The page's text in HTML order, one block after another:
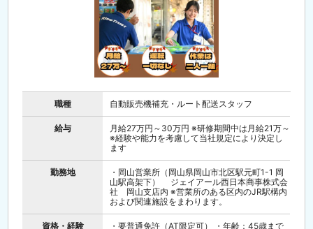
職種 自動販売機補充・ルート配送スタッフ
給与
月給27万円～30万円 ※研修期間中は月給21万～
※経験や能力を考慮して当社規定により決定し
ます
勤務地
・岡山営業所（岡山県岡山市北区駅元町1-1 岡
山駅高架下） ジェイアール西日本商事株式会
社 岡山支店内 ※営業所のある区内のJR駅構内
および関連施設をまわります。
資格・経験
・要普通免許（AT限定可） ・年齢：45歳まで